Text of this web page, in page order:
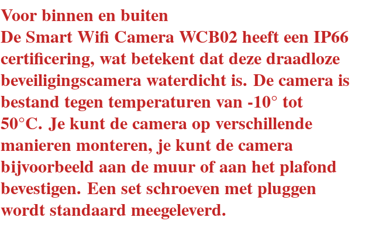
Voor binnen en buiten
De Smart Wifi Camera WCB02 heeft een IP66
certificering, wat betekent dat deze draadloze
beveiligingscamera waterdicht is. De camera is
bestand tegen temperaturen van -10° tot
50°C. Je kunt de camera op verschillende
manieren monteren, je kunt de camera
bijvoorbeeld aan de muur of aan het plafond
bevestigen. Een set schroeven met pluggen
wordt standaard meegeleverd.